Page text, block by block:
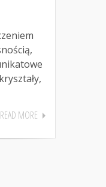
READ MORE